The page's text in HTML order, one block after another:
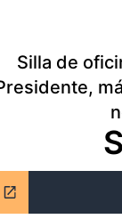
Silla de